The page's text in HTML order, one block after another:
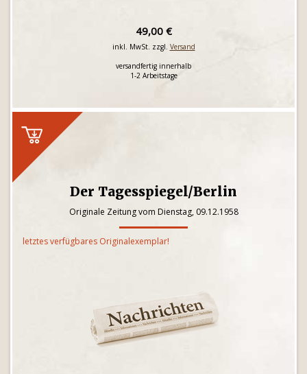
49,00 €
inkl. MwSt. zzgl. Versand
versandfertig innerhalb
1-2 Arbeitstage
Der Tagesspiegel/Berlin
Originale Zeitung vom Dienstag, 09.12.1958
letztes verfügbares Originalexemplar!